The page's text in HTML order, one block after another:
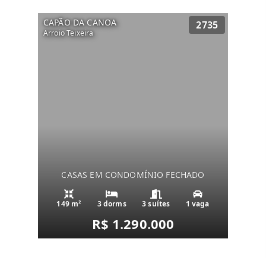
CAPÃO DA CANOA
Arroio Teixeira
2735
CASAS EM CONDOMÍNIO FECHADO
149 m² 3 dorms 3 suítes 1 vaga
R$ 1.290.000